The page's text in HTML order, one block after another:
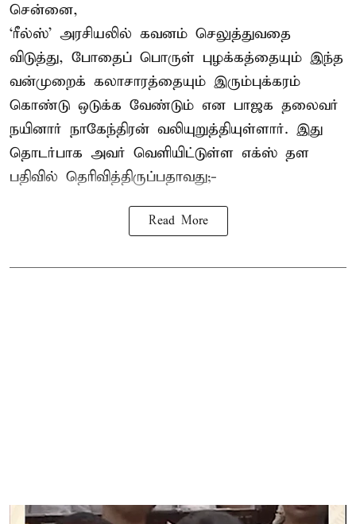
சென்னை,
‘ரீல்ஸ்’ அரசியலில் கவனம் செலுத்துவதை
விடுத்து, போதைப் பொருள் புழக்கத்தையும் இந்த
வன்முறைக் கலாசாரத்தையும் இரும்புக்கரம்
கொண்டு ஒடுக்க வேண்டும் என பாஜக தலைவர்
நயினார் நாகேந்திரன் வலியுறுத்தியுள்ளார். இது
தொடர்பாக அவர் வெளியிட்டுள்ள எக்ஸ் தள
பதிவில் தெரிவித்திருப்பதாவது;-
Read More